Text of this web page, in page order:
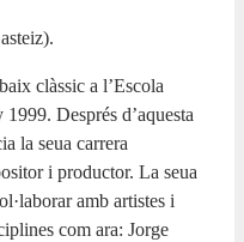
clàssic a l’Escola
Després d’aquesta
la seua carrera
i productor. La seua
amb artistes i
com ara: Jorge